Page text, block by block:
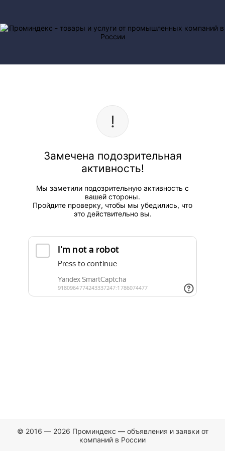
Замечена подозрительная
активность!
Мы заметили подозрительную активность с
вашей стороны.
Пройдите проверку, чтобы мы убедились, что
это действительно вы.
© 2016 — 2026 Проминдекс — объявления и заявки от
компаний в России